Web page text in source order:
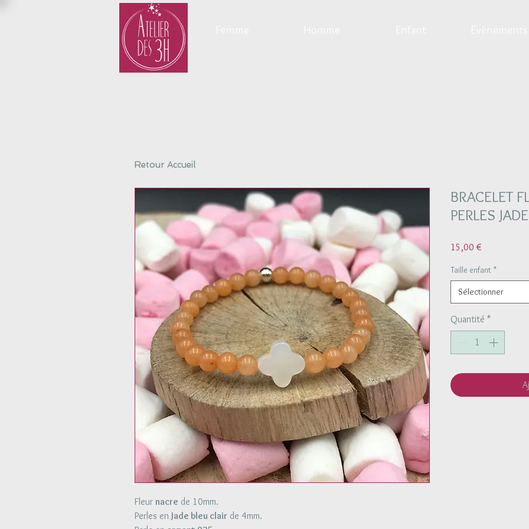
Retour Accueil
Fleur nacre de 10mm.
Perles en Jade bleu clairde 4mm.
BRACELET
PERLES
15,00 €Prix
Taille enfant *
Sélectionner
Quantité *